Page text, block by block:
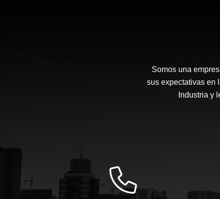
Somos una
sus expectativas en
Industria y